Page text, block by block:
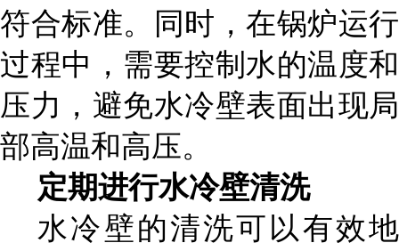
符合标准。同时，在锅炉运行
过程中，需要控制水的温度和
压力，避免水冷壁表面出现局
部高温和高压。
定期进行水冷壁清洗
水冷壁的清洗可以有效地